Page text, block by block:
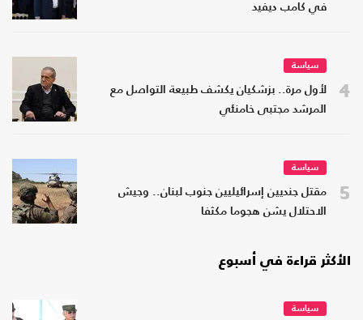
في كامب ديفيد
4
سياسة
لأول مرة.. بزشكيان يكشف طبيعة التواصل مع
المرشد مجتبى خامنئي
5
سياسة
مقتل جنديين إسرائيليين جنوب لبنان.. وجيش
الاحتلال يشن هجوما مكثفا
الأكثر قراءة في أسبوع
سياسة